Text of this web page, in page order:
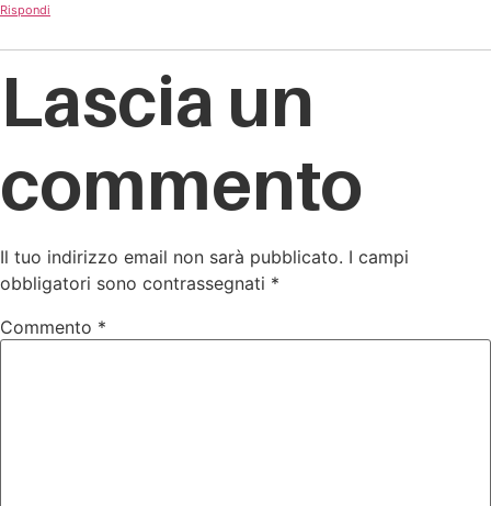
Rispondi
Lascia un
commento
Il tuo indirizzo email non sarà pubblicato. I campi
obbligatori sono contrassegnati *
Commento *